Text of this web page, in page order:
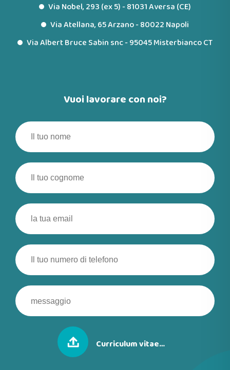
Via Nobel, 293 (ex 5) - 81031 Aversa (CE)
Via Atellana, 65 Arzano - 80022 Napoli
Via Albert Bruce Sabin snc - 95045 Misterbianco CT
Vuoi lavorare con noi?
Curriculum vitae…